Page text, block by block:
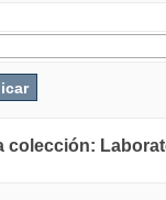
colección: